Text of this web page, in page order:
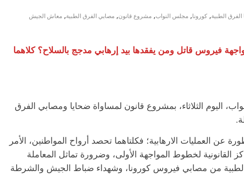
الطبية, كورونا, مجلس النواب, مشروع قانون, مصابي الفرق الطبية, معاش الجيش
فيروس قاتل ومن يفقدها بيد إرهابي مدجج بالسلاح؟ كلاهما
اليوم الثلاثاء، بمشروع قانون لمساواة ضحايا ومصابي الفرق
عن العمليات الارهابية؛ فكلتاهما تحصد أرواح المواطنين، الأمر
القانونية لخطوط المواجهة الأولى، وضرورة تماثل المعاملة
الطبية من مصابي فيروس كورونا، وشهداء ضباط الجيش والشرطة
مقعد شاغر على مائدة الإفطار.. يحيى
(بروفايل)
21 فبراير، 2026
ناس وناس
د. نور فرحات فقيه